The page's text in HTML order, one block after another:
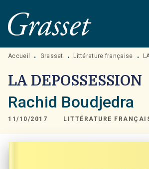
MENU RECHERCHE
PIED DE PAGE
Accueil • Grasset • Littérature française •
LA DEPOSSESSION
Rachid Boudjedra
11/10/2017 LITTÉRATURE